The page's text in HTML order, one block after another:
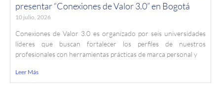
presentar “Conexiones de Valor 3.0” en Bogotá
10 julio, 2026
Conexiones de Valor 3.0 es organizado por seis universidades
líderes que buscan fortalecer los perfiles de nuestros
profesionales con herramientas prácticas de marca personal y
Leer Más